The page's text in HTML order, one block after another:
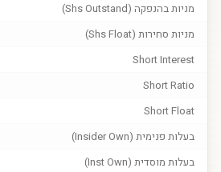
מניות בהנפקה (Shs Outstand)
מניות סחירות (Shs Float)
Short Interest
Short Ratio
Short Float
בעלות פנימית (Insider Own)
בעלות מוסדית (Inst Own)